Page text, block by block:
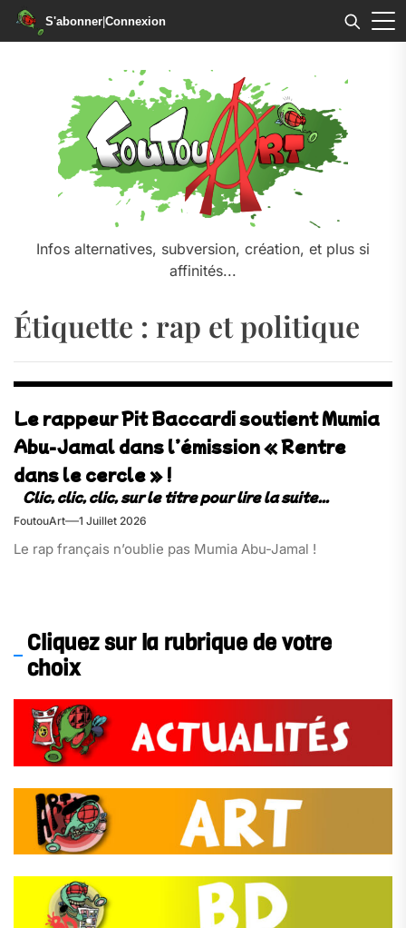
S'abonner|Connexion
Infos alternatives, subversion, création, et plus si
affinités...
Étiquette : rap et politique
Le rappeur Pit Baccardi soutient Mumia
Abu-Jamal dans l’émission « Rentre
dans le cercle » !
FoutouArt 1 Juillet 2026
Le rap français n’oublie pas Mumia Abu-Jamal !
Cliquez sur la rubrique de votre
choix